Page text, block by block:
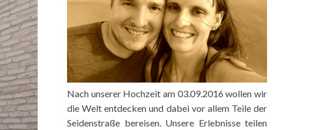
Nach unserer Hochzeit am 03.09.2016 wollen wir
die Welt entdecken und dabei vor allem Teile der
Seidenstraße bereisen. Unsere Erlebnisse teilen